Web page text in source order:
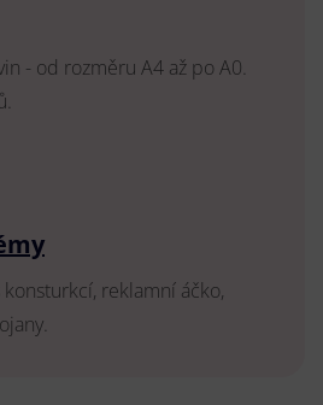
- od rozměru A4 až po A0.
reklamní áčko,